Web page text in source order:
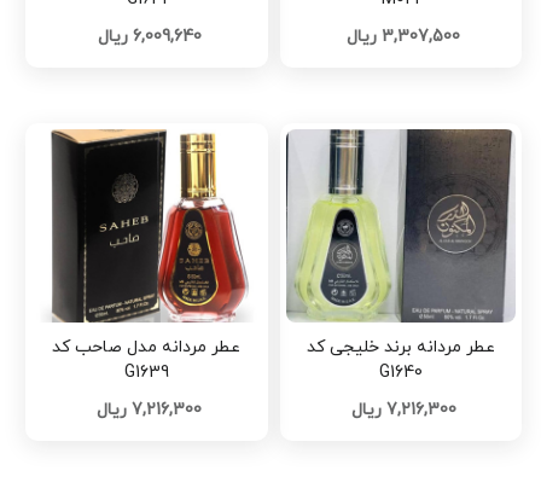
3,307,500 ریال
6,009,640 ریال
عطر مردانه برند خلیجی کد
G1640
7,216,300 ریال
عطر مردانه مدل صاحب کد
G1639
7,216,300 ریال